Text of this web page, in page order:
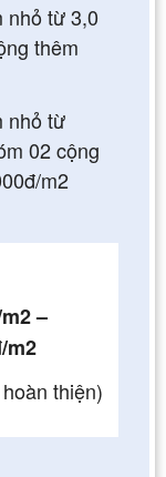
nhỏ từ 3,0
thêm
nhỏ từ
02 cộng
m2
–
m2
thiện)